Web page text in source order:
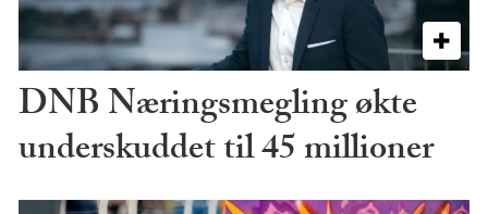
DNB Næringsmegling økte
underskuddet til 45 millioner